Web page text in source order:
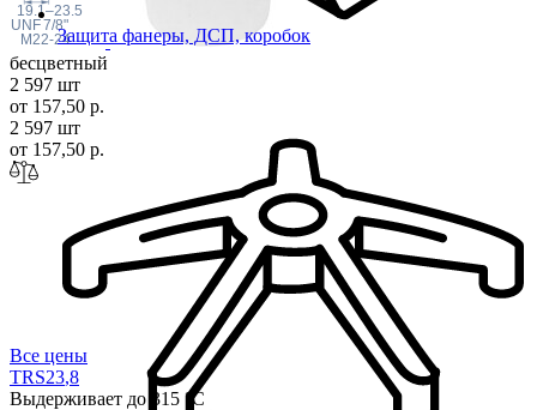
Защита фанеры, ДСП, коробок
19.1–23.5
M22-24
UNF7/8"
бесцветный
2 597 шт
от 157,50 р.
2 597 шт
от 157,50 р.
Все цены
TRS23,8
Выдерживает до 315 °С